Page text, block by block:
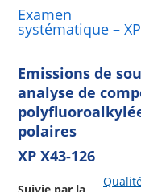
Examen
systématique – XP
Emissions de
analyse de
polaires
XP X43-126
Suivie par la